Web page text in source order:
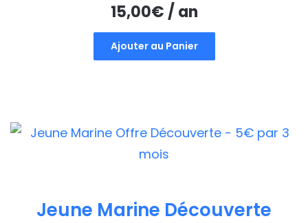
15,00€ / an
Ajouter au Panier
Jeune Marine Découverte